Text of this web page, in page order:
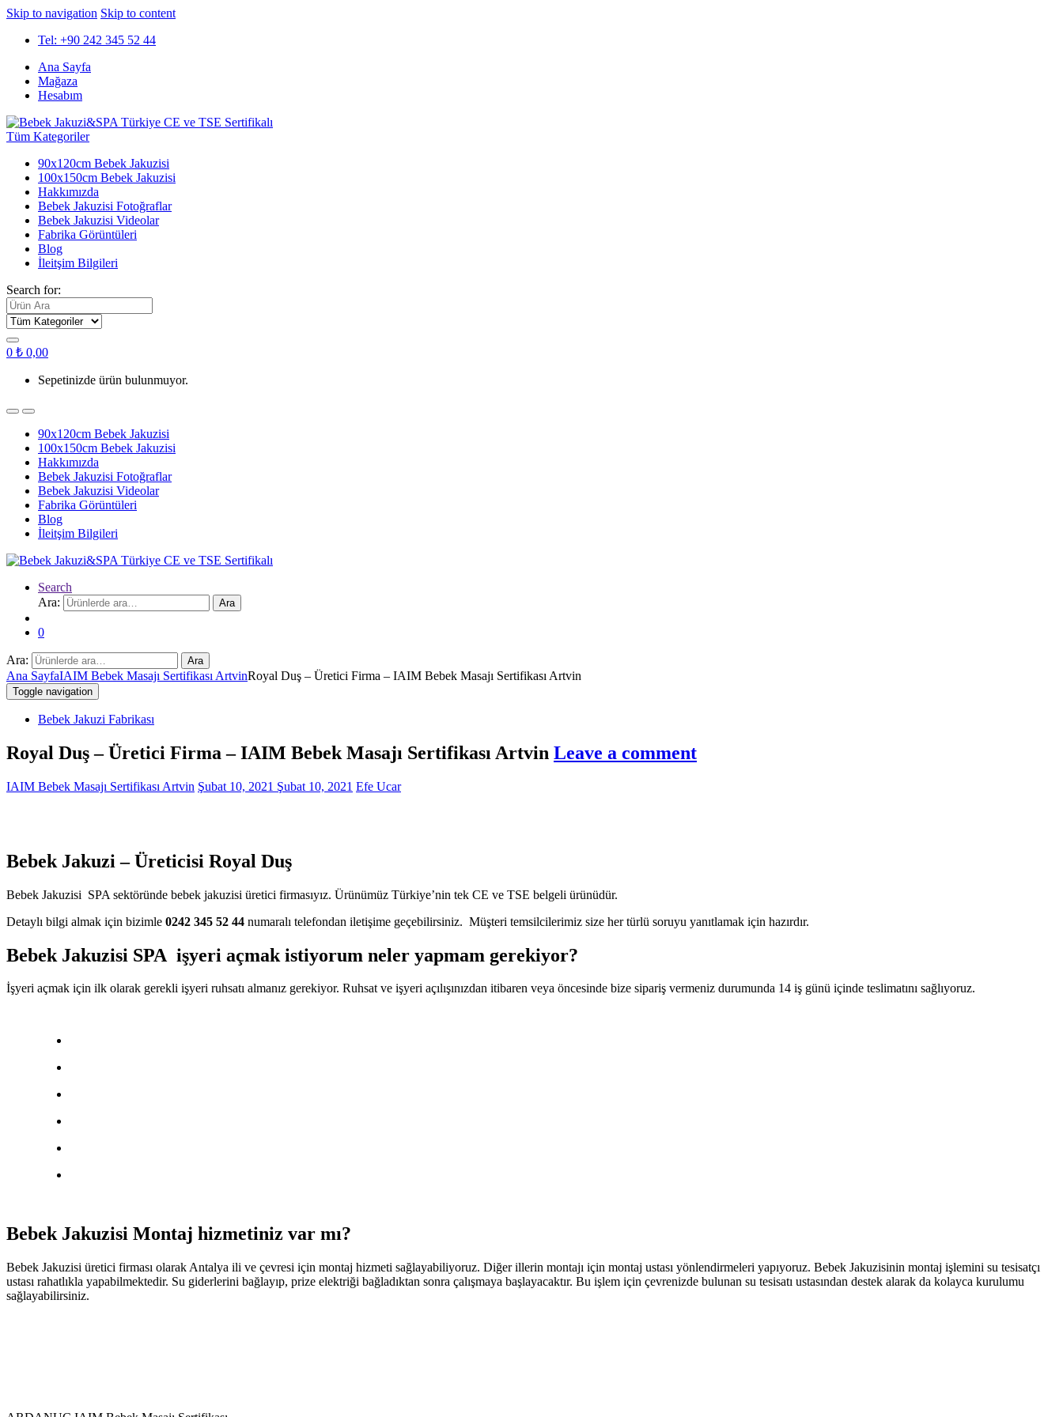
Skip to navigation Skip to content
Tel: +90 242 345 52 44
Ana Sayfa
Mağaza
Hesabım
Tüm Kategoriler
90x120cm Bebek Jakuzisi
100x150cm Bebek Jakuzisi
Hakkımızda
Bebek Jakuzisi Fotoğraflar
Bebek Jakuzisi Videolar
Fabrika Görüntüleri
Blog
İleitşim Bilgileri
Search for:
0 ₺ 0,00
Sepetinizde ürün bulunmuyor.
90x120cm Bebek Jakuzisi
100x150cm Bebek Jakuzisi
Hakkımızda
Bebek Jakuzisi Fotoğraflar
Bebek Jakuzisi Videolar
Fabrika Görüntüleri
Blog
İleitşim Bilgileri
Search
Ara:
Ara
0
Ara: Ara
Ana SayfaIAIM Bebek Masajı Sertifikası ArtvinRoyal Duş – Üretici Firma – IAIM Bebek Masajı Sertifikası Artvin
Toggle navigation
Bebek Jakuzi Fabrikası
Royal Duş – Üretici Firma – IAIM Bebek Masajı Sertifikası Artvin Leave a comment
IAIM Bebek Masajı Sertifikası Artvin Şubat 10, 2021 Şubat 10, 2021 Efe Ucar
Bebek Jakuzi – Üreticisi Royal Duş
Bebek Jakuzisi SPA sektöründe bebek jakuzisi üretici firmasıyız. Ürünümüz Türkiye’nin tek CE ve TSE belgeli ürünüdür.
Detaylı bilgi almak için bizimle 0242 345 52 44 numaralı telefondan iletişime geçebilirsiniz. Müşteri temsilcilerimiz size her türlü soruyu yanıtlamak için hazırdır.
Bebek Jakuzisi SPA işyeri açmak istiyorum neler yapmam gerekiyor?
İşyeri açmak için ilk olarak gerekli işyeri ruhsatı almanız gerekiyor. Ruhsat ve işyeri açılışınızdan itibaren veya öncesinde bize sipariş vermeniz durumunda 14 iş günü içinde teslimatını sağlıyoruz.
Bebek Jakuzisi Montaj hizmetiniz var mı?
Bebek Jakuzisi üretici firması olarak Antalya ili ve çevresi için montaj hizmeti sağlayabiliyoruz. Diğer illerin montajı için montaj ustası yönlendirmeleri yapıyoruz. Bebek Jakuzisinin montaj işlemini su tesisatçı
ustası rahatlıkla yapabilmektedir. Su giderlerini bağlayıp, prize elektriği bağladıktan sonra çalışmaya başlayacaktır. Bu işlem için çevrenizde bulunan su tesisatı ustasından destek alarak da kolayca kurulumu
sağlayabilirsiniz.